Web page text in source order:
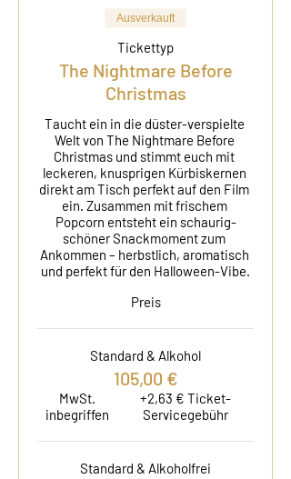
Ausverkauft
Tickettyp
The Nightmare Before
Christmas
Taucht ein in die düster-verspielte
Welt von The Nightmare Before
Christmas und stimmt euch mit
leckeren, knusprigen Kürbiskernen
direkt am Tisch perfekt auf den Film
ein. Zusammen mit frischem
Popcorn entsteht ein schaurig-
schöner Snackmoment zum
Ankommen – herbstlich, aromatisch
und perfekt für den Halloween-Vibe.
Preis
Standard & Alkohol
105,00 €
MwSt.
inbegriffen
+2,63 € Ticket-
Servicegebühr
Standard & Alkoholfrei